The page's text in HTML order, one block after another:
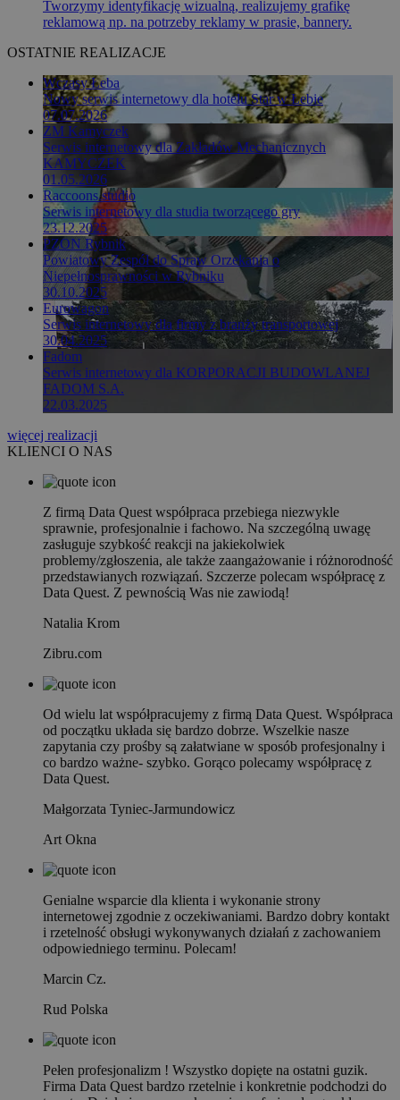
Tworzymy identyfikację wizualną, realizujemy grafikę
reklamową np. na potrzeby reklamy w prasie, bannery.
OSTATNIE REALIZACJE
Wczasy Łeba
Nowy serwis internetowy dla hotelu Star w Łebie
07.07.2026
ZM Kamyczek
Serwis internetowy dla Zakładów Mechanicznych
KAMYCZEK
01.05.2026
Raccoons.studio
Serwis internetowy dla studia tworzącego gry
23.12.2025
PZON Rybnik
Powiatowy Zespół do Spraw Orzekania o
Niepełnosprawności w Rybniku
30.10.2025
Eurowagon
Serwis internetowy dla firmy z branży transportowej
30.04.2025
Fadom
Serwis internetowy dla KORPORACJI BUDOWLANEJ
FADOM S.A.
22.03.2025
więcej realizacji
KLIENCI O NAS
Z firmą Data Quest współpraca przebiega niezwykle
sprawnie, profesjonalnie i fachowo. Na szczególną uwagę
zasługuje szybkość reakcji na jakiekolwiek
problemy/zgłoszenia, ale także zaangażowanie i różnorodność
przedstawianych rozwiązań. Szczerze polecam współpracę z
Data Quest. Z pewnością Was nie zawiodą!
Natalia Krom
Zibru.com
Od wielu lat współpracujemy z firmą Data Quest. Współpraca
od początku układa się bardzo dobrze. Wszelkie nasze
zapytania czy prośby są załatwiane w sposób profesjonalny i
co bardzo ważne- szybko. Gorąco polecamy współpracę z
Data Quest.
Małgorzata Tyniec-Jarmundowicz
Art Okna
Genialne wsparcie dla klienta i wykonanie strony
internetowej zgodnie z oczekiwaniami. Bardzo dobry kontakt
i rzetelność obsługi wykonywanych działań z zachowaniem
odpowiedniego terminu. Polecam!
Marcin Cz.
Rud Polska
Pełen profesjonalizm ! Wszystko dopięte na ostatni guzik.
Firma Data Quest bardzo rzetelnie i konkretnie podchodzi do